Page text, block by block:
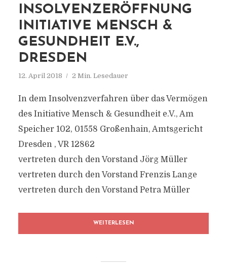
INSOLVENZERÖFFNUNG
INITIATIVE MENSCH &
GESUNDHEIT E.V.,
DRESDEN
12. April 2018 2 Min. Lesedauer
In dem Insolvenzverfahren über das Vermögen
des Initiative Mensch & Gesundheit e.V., Am
Speicher 102, 01558 Großenhain, Amtsgericht
Dresden , VR 12862
vertreten durch den Vorstand Jörg Müller
vertreten durch den Vorstand Frenzis Lange
vertreten durch den Vorstand Petra Müller
WEITERLESEN